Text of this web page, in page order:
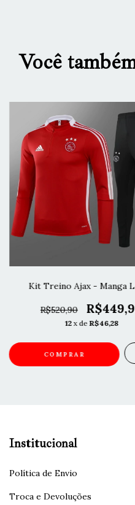
Você
Kit Treino Ajax - Manga
R$520,90
12 x deR$46,28
COMPRAR
Institucional
Política de Envio
Troca e Devoluções